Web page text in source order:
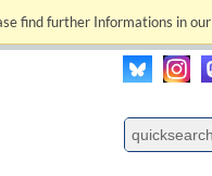
find further Informations in our